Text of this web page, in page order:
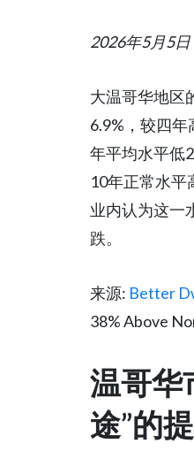
2026年5月5日
大温哥华地区
6.9%，较四
年平均水平低
10年正常水平
业内认为这一
跌。
来源: Better
38% Above
温哥华
途”的